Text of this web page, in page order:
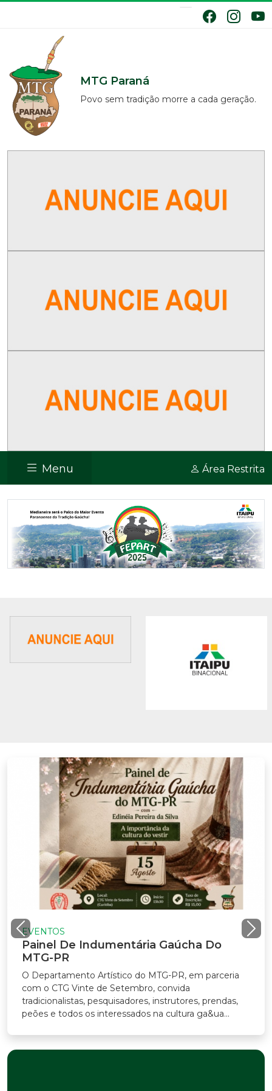
MTG Paraná
Povo sem tradição morre a cada geração.
Menu Área Restrita
Previous
De Indumentária Gaúcha Do
PR
Departamento Artístico do MTG-PR, em parceria
o CTG Vinte de Setembro, convida
pesquisadores, instrutores, prendas,
e todos os interessados na cultura ga&ua...